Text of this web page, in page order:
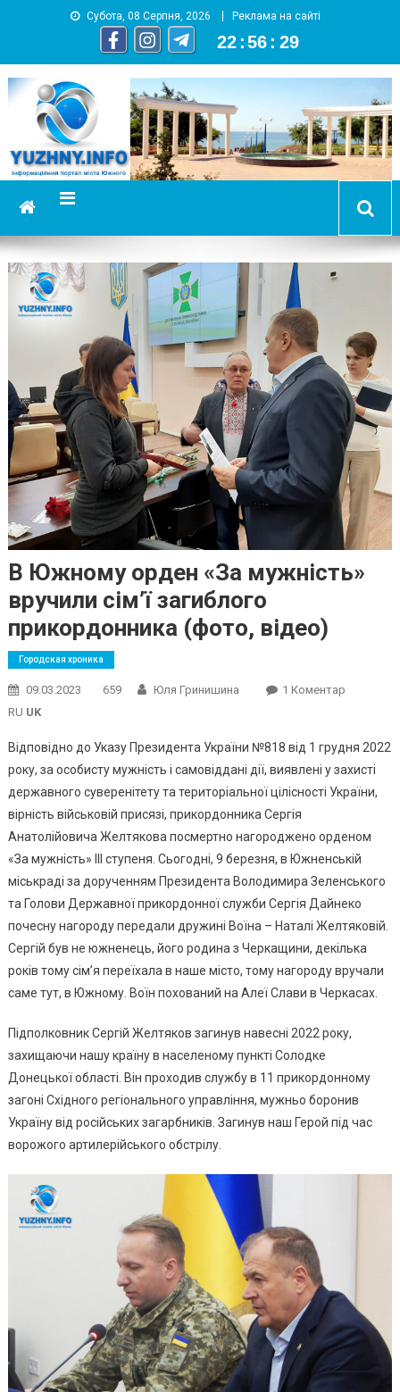
Субота, 08 Серпня, 2026 Реклама на сайті
22 :56 : 30
YUZHNY.INFO
информационный портал города Южный
В Южному орден «За мужність»
вручили сім’ї загиблого
прикордонника (фото, відео)
Городская хроника
09.03.2023 659 Юля Гринишина 1 КоментарДо
Орден
«За
Сім’ї
Загиблого
RU UK
Відповідно до Указу Президента України №818 від 1 грудня 2022
року, за особисту мужність і самовіддані дії, виявлені у захисті
державного суверенітету та територіальної цілісності України,
вірність військовій присязі, прикордонника Сергія
Анатолійовича Желтякова посмертно нагороджено орденом
«За мужність» ІІІ ступеня. Сьогодні, 9 березня, в Южненській
міськраді за дорученням Президента Володимира Зеленського
та Голови Державної прикордонної служби Сергія Дайнеко
почесну нагороду передали дружині Воїна – Наталі Желтяковій.
Сергій був не южненець, його родина з Черкащини, декілька
років тому сім’я переїхала в наше місто, тому нагороду вручали
саме тут, в Южному. Воїн похований на Алеї Слави в Черкасах.
Підполковник Сергій Желтяков загинув навесні 2022 року,
захищаючи нашу країну в населеному пункті Солодке
Донецької області. Він проходив службу в 11 прикордонному
загоні Східного регіонального управління, мужньо боронив
Україну від російських загарбників. Загинув наш Герой під час
ворожого артилерійського обстрілу.